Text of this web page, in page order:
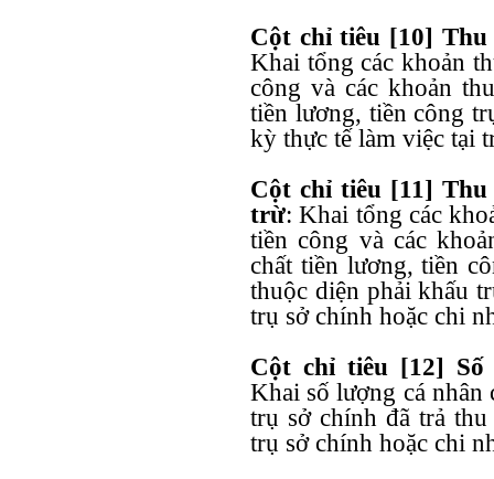
Cột chỉ tiêu [10]
Khai tổng các khoản
công và các khoản
tiền lương, tiền công
kỳ thực tế làm việc tại
Cột chỉ tiêu [11]
trừ: Khai tổng các
tiền công và các
chất tiền lương, tiền
thuộc diện phải khấu
trụ sở chính hoặc chi
Cột chỉ tiêu [12]
Khai số lượng cá nhân
trụ sở chính đã trả
trụ sở chính hoặc chi